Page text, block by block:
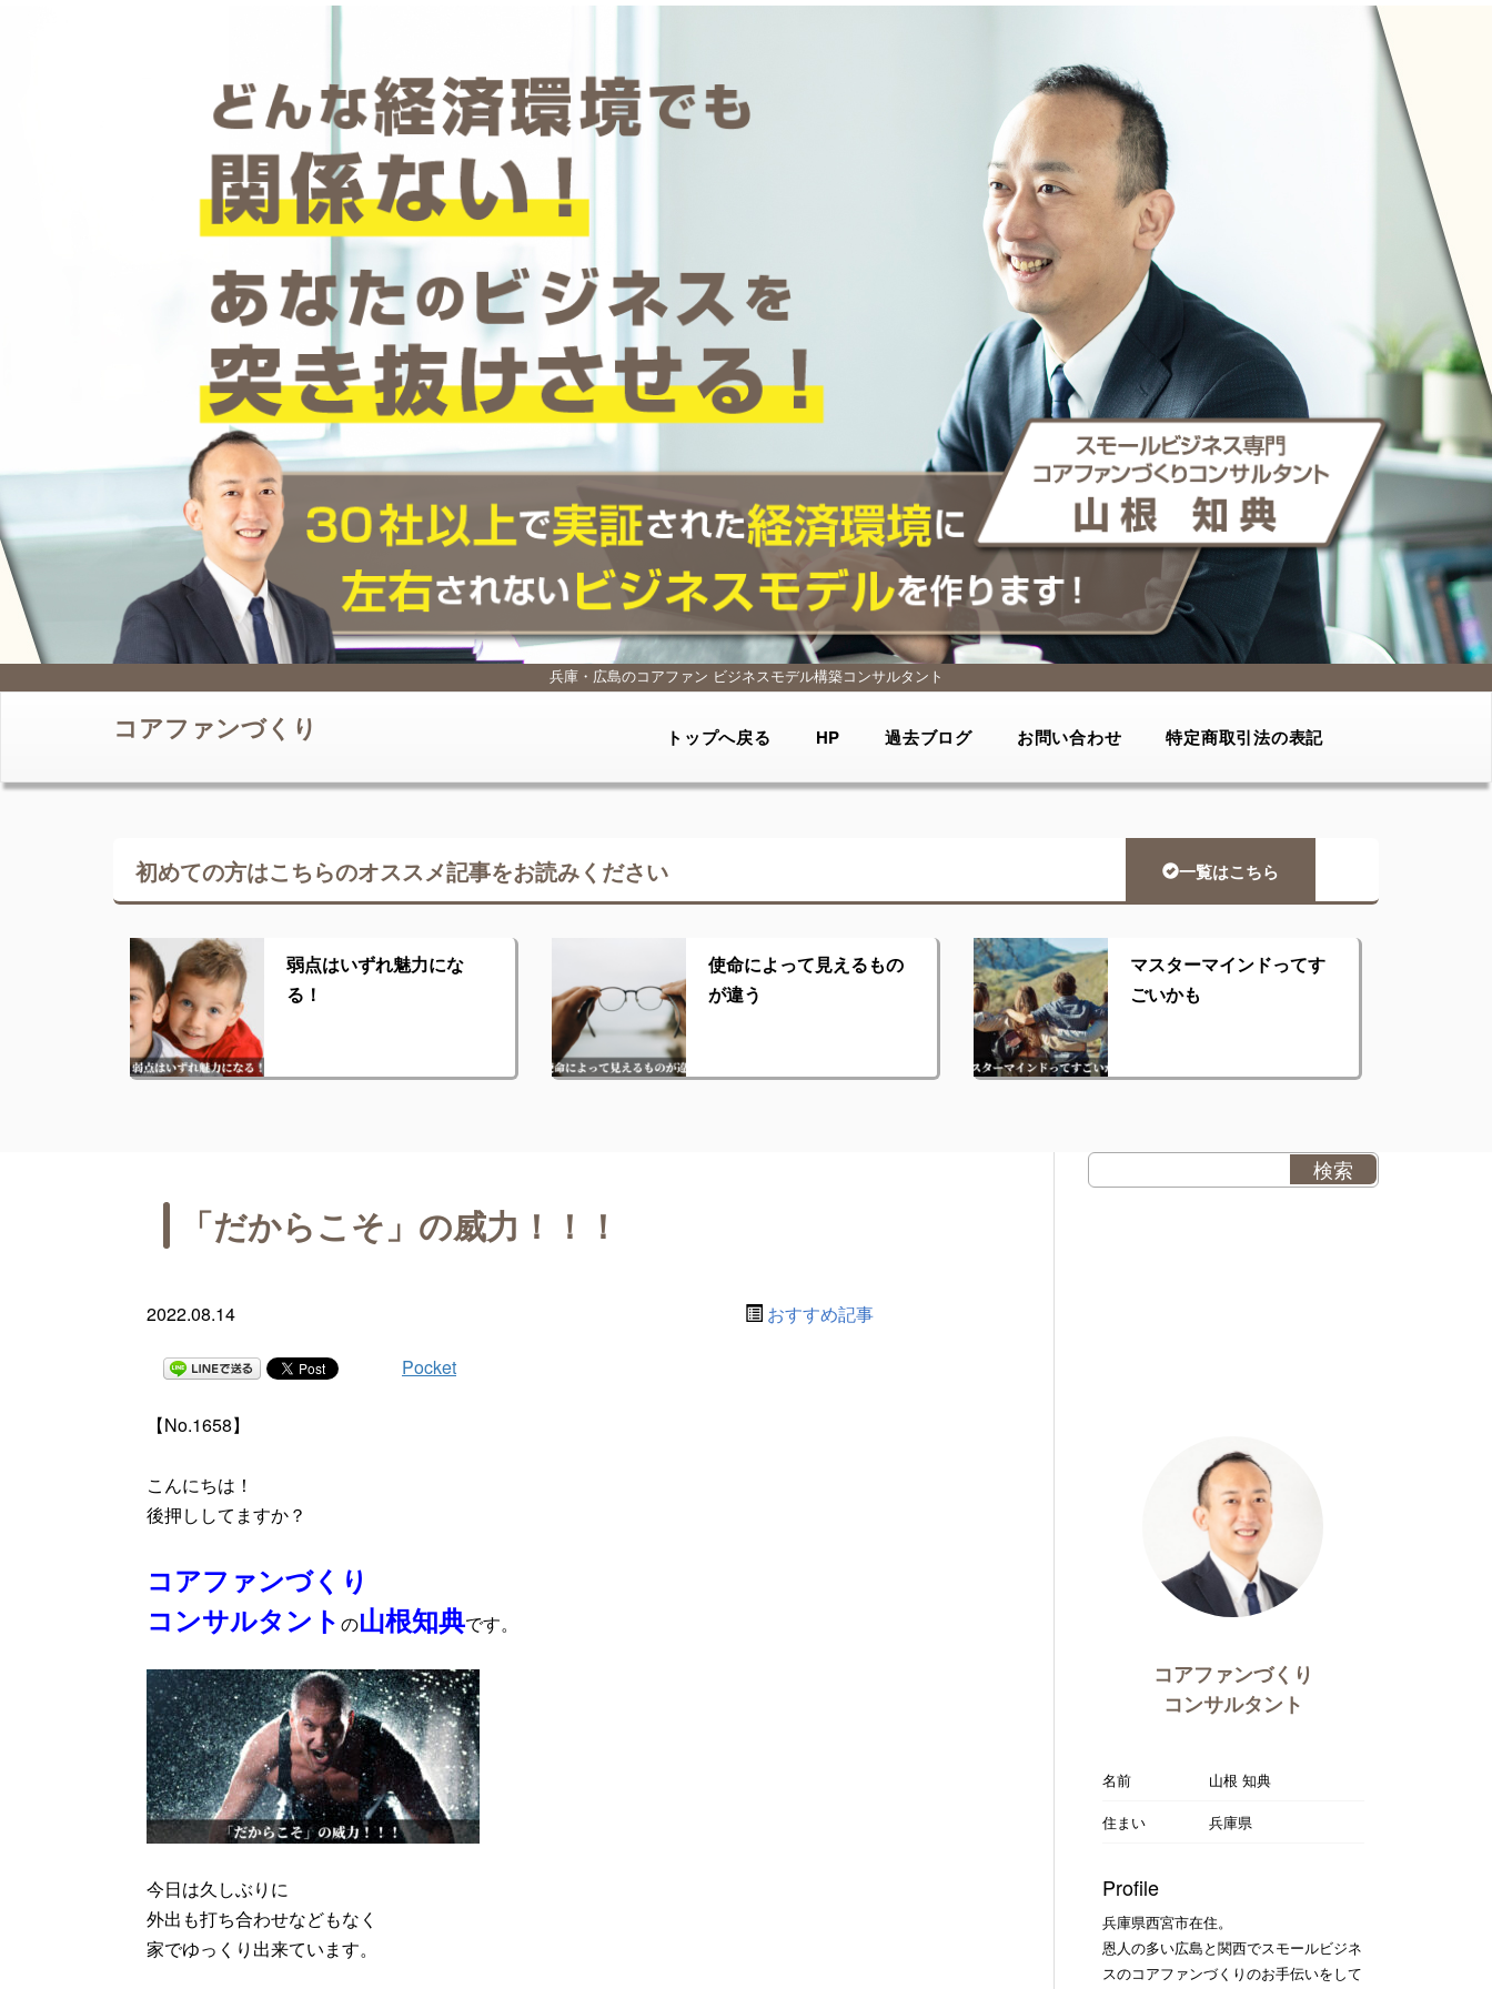
兵庫・広島のコアファン ビジネスモデル構築コンサルタント
コアファンづくり トップへ戻る HP 過去ブログ お問い合わせ 特定商取引法の表記
初めての方はこちらのオススメ記事をお読みください 一覧はこちら
弱点はいずれ魅力にな
る！
使命によって見えるもの
が違う
マスターマインドってす
ごいかも
「だからこそ」の威力！！！
2022.08.14 おすすめ記事
Pocket
【No.1658】
こんにちは！
後押ししてますか？
コアファンづくり
コンサルタント の山根知典です。
今日は久しぶりに
外出も打ち合わせなどもなく
家でゆっくり出来ています。
コアファンづくり
コンサルタント
名前
山根 知典
住まい
兵庫県
Profile
兵庫県西宮市在住。
恩人の多い広島と関西でスモールビジネ
スのコアファンづくりのお手伝いをして